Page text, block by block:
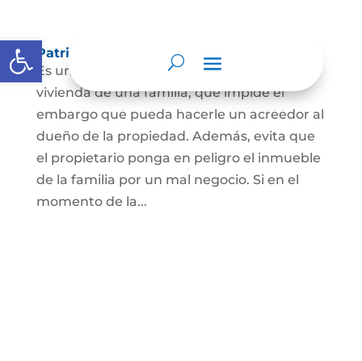
Abrir barra de herramientas
Patrimonio de familia inembargable
Es una clase especial de protección de la
vivienda de una familia, que impide el
embargo que pueda hacerle un acreedor al
dueño de la propiedad. Además, evita que
el propietario ponga en peligro el inmueble
de la familia por un mal negocio. Si en el
momento de la...